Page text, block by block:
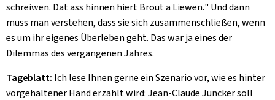
schreiwen. Dat ass hinnen hiert Brout a Liewen." Und dann
muss man verstehen, dass sie sich zusammenschließen, wenn
es um ihr eigenes Überleben geht. Das war ja eines der
Dilemmas des vergangenen Jahres.
Tageblatt: Ich lese Ihnen gerne ein Szenario vor, wie es hinter
vorgehaltener Hand erzählt wird: Jean-Claude Juncker soll